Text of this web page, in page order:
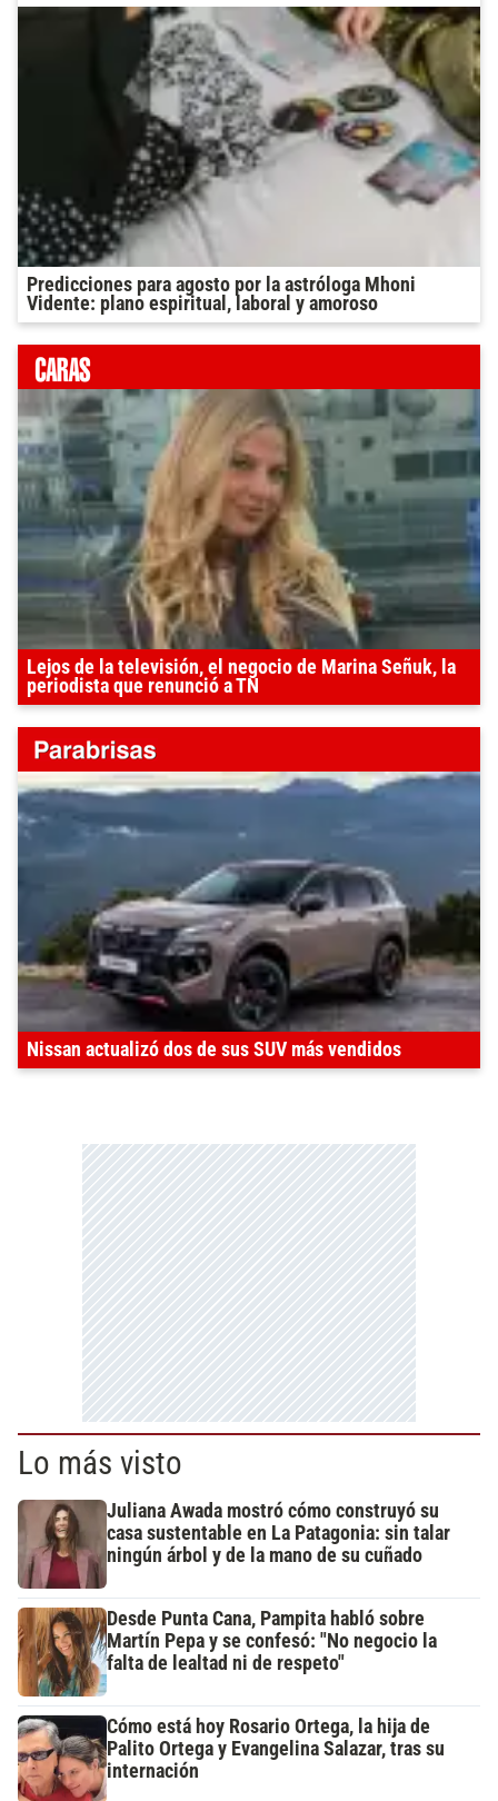
Predicciones para agosto por la astróloga Mhoni
Vidente: plano espiritual, laboral y amoroso
Lejos de la televisión, el negocio de Marina Señuk, la
periodista que renunció a TN
Nissan actualizó dos de sus SUV más vendidos
Lo más visto
Juliana Awada mostró cómo construyó su
casa sustentable en La Patagonia: sin talar
ningún árbol y de la mano de su cuñado
Desde Punta Cana, Pampita habló sobre
Martín Pepa y se confesó: "No negocio la
falta de lealtad ni de respeto"
Cómo está hoy Rosario Ortega, la hija de
Palito Ortega y Evangelina Salazar, tras su
internación